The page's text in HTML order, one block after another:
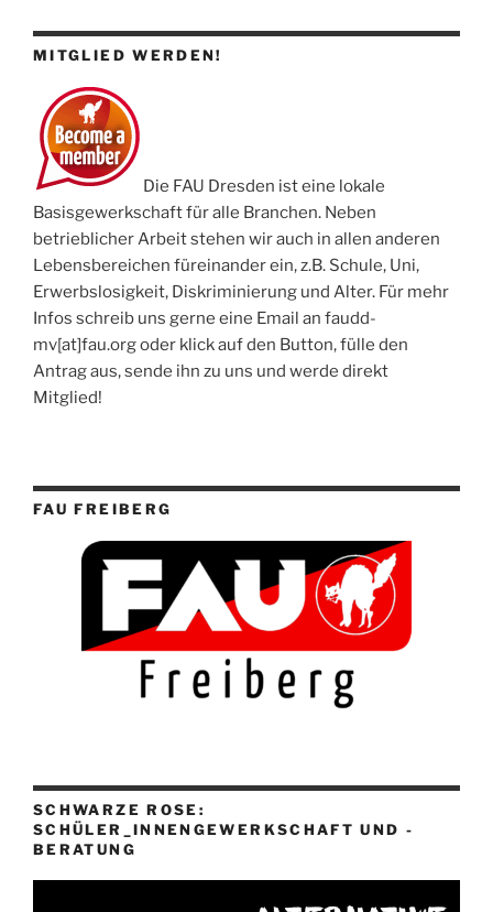
MITGLIED WERDEN!
Die FAU Dresden ist eine lokale
Basisgewerkschaft für alle Branchen. Neben
betrieblicher Arbeit stehen wir auch in allen anderen
Lebensbereichen füreinander ein, z.B. Schule, Uni,
Erwerbslosigkeit, Diskriminierung und Alter. Für mehr
Infos schreib uns gerne eine Email an faudd-
mv[at]fau.org oder klick auf den Button, fülle den
Antrag aus, sende ihn zu uns und werde direkt
Mitglied!
FAU FREIBERG
SCHWARZE ROSE:
SCHÜLER_INNENGEWERKSCHAFT UND -
BERATUNG